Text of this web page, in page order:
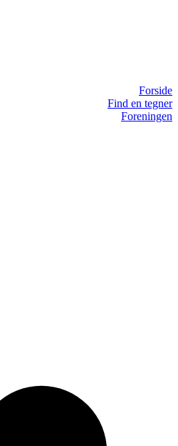
Forside
Find en tegner
Foreningen